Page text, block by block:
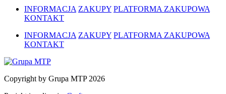
INFORMACJA ZAKUPY PLATFORMA ZAKUPOWA
KONTAKT
INFORMACJA ZAKUPY PLATFORMA ZAKUPOWA
KONTAKT
Copyright by Grupa MTP 2026